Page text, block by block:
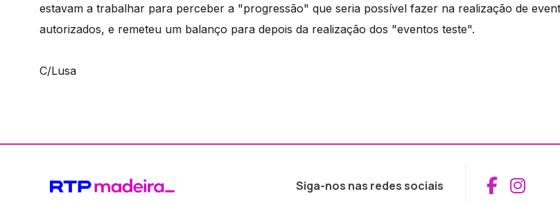
estavam a trabalhar para perceber a "progressão" que seria possível fazer na realização de
autorizados, e remeteu um balanço para depois da realização dos "eventos teste".
C/Lusa
Siga-nos nas redes sociais